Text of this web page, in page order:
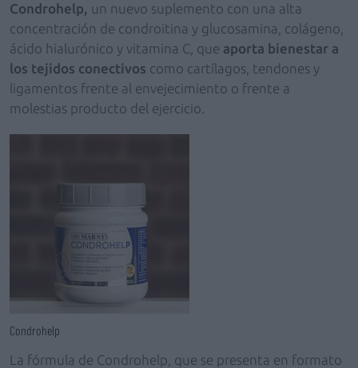
Condrohelp, un nuevo suplemento con una alta
concentración de condroitina y glucosamina, colágeno,
ácido hialurónico y vitamina C, que aporta bienestar a
los tejidos conectivos como cartílagos, tendones y
ligamentos frente al envejecimiento o frente a
molestias producto del ejercicio.
Condrohelp
La fórmula de Condrohelp, que se presenta en formato